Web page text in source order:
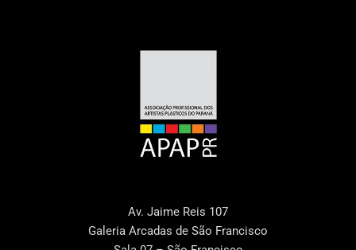
Av. Jaime Reis 107
Galeria Arcadas de São Francisco